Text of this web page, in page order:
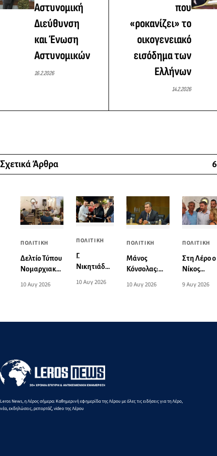
Αστυνομική
Διεύθυνση
και Ένωση
Αστυνομικών
16.2.2026
που
«ροκανίζει» το
οικογενειακό
εισόδημα των
Ελλήνων
14.2.2026
Σχετικά Άρθρα 6
ΠΟΛΙΤΙΚΗ
Δελτίο Τύπου
Νομαρχιακής
ΠΑΣΟΚ για
Ανδρουλάκη
10 Αυγ 2026
ΠΟΛΙΤΙΚΗ
Γ.
Νικητιάδης
Έκθεση
μόνιμη
για τον
ιστορικό
10 Αυγ 2026
ΠΟΛΙΤΙΚΗ
Μάνος
Κόνσολας:
έως τις 30
‘’Εξοικονομώ-
10 Αυγ 2026
ΠΟΛΙΤΙΚΗ
Στη Λέρο ο
Νίκος
-
του
9 Αυγ 2026
Leros News, η Λέρος σήμερα: Καθημερινή εφημερίδα της Λέρου με όλες τις ειδήσεις για τη Λέρο,
νέα, εκδηλώσεις, ρεπορτάζ, video της Λέρου